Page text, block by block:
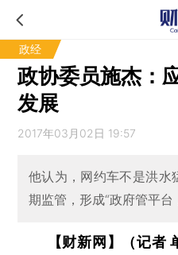
政经
政协委员施杰：
发展
2017年03月02日 19:57
他认为，网约车不是洪水
期监管，形成“政府管平
【财新网】（记者